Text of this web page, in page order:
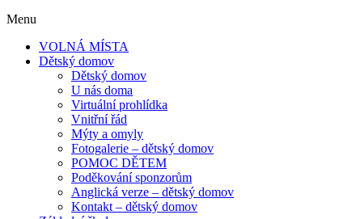
Menu
VOLNÁ MÍSTA
Dětský domov
Dětský domov
U nás doma
Virtuální prohlídka
Vnitřní řád
Mýty a omyly
Fotogalerie – dětský domov
POMOC DĚTEM
Poděkování sponzorům
Anglická verze – dětský domov
Kontakt – dětský domov